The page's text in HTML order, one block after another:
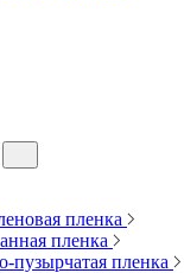
пленка
пленка
пузырчатая пленка